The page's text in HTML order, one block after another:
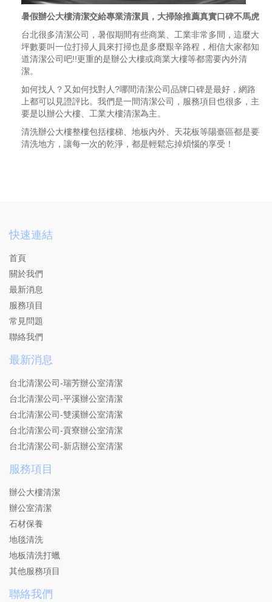
暑假辦公大樓清潔交給專業清潔員，大掃除推薦真實口碑不馬虎
台北很多清潔公司，暑假期間有些商業、工業非常多間，這麼大
坪數要叫一位打掃人員來打掃也是多麼艱辛路程，相信大家都知
道清潔公司吧!!更重的是辦公大樓或商業大樓等都需要內外清
潔。
如何找人？又如何找對人?哪間清潔公司品牌口碑是最好，網路
上都可以見證評比。我們是一間清潔公司，服務項目也很多，主
要是以辦公大樓、工業大樓清潔為主。
清洗辦公大樓整樓包括樓梯、地板內外、天花板等陽臺區都是要
清洗地方，讓每一次的乾淨，都是輕鬆忘掉煩惱的享受！
快速連結
首頁
關於我們
最新消息
服務項目
常見問題
聯絡我們
最新消息
台北清潔公司-瑞芳辦公室清潔
台北清潔公司-平溪辦公室清潔
台北清潔公司-雙溪辦公室清潔
台北清潔公司-貢寮辦公室清潔
台北清潔公司-新店辦公室清潔
服務項目
辦公大樓清潔
辦公室清潔
石材保養
地毯清洗
地板清洗打蠟
其他服務項目
聯絡我們